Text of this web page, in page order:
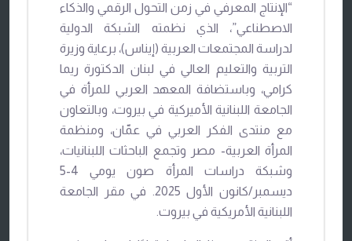
“الإنتاج المعرفي في زمن التحول الرقمي والذكاء
الاصطناعي”، الذي نظمته الشبكة الدولية
لدراسة المجتمعات العربية (إيناس)، برعاية وزيرة
التربية والتعليم العالي في لبنان الدكتورة ريما
كرامي، وباستضافة المعهد العربي للمرأة في
الجامعة اللبنانية الأميركية في بيروت، وبالتعاون
مع منتدى الفكر العربي في عمّان، ومنظمة
المرأة العربية- مصر وتجمع الباحثات اللبنانيات،
وشبكة دراسات المرأة صون يومي 4-5
ديسمبر/كانون الأول 2025. في مقر الجامعة
اللبنانية الأمريكية في بيروت.